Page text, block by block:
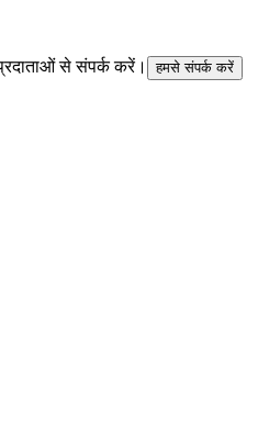
से संपर्क करें।
हमसे संपर्क करें